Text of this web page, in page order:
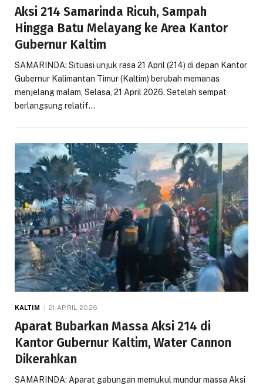
Aksi 214 Samarinda Ricuh, Sampah
Hingga Batu Melayang ke Area Kantor
Gubernur Kaltim
SAMARINDA: Situasi unjuk rasa 21 April (214) di depan Kantor
Gubernur Kalimantan Timur (Kaltim) berubah memanas
menjelang malam, Selasa, 21 April 2026. Setelah sempat
berlangsung relatif…
KALTIM 21 APRIL 2026
Aparat Bubarkan Massa Aksi 214 di
Kantor Gubernur Kaltim, Water Cannon
Dikerahkan
SAMARINDA: Aparat gabungan memukul mundur massa Aksi